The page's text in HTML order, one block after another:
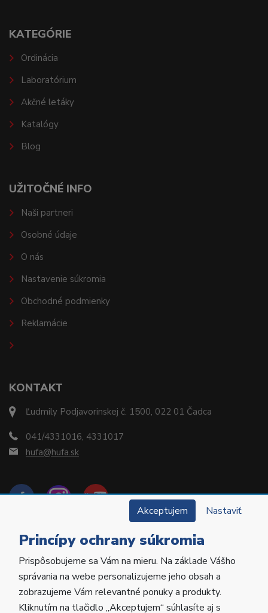
KONTAKT
Ľudmily Podjavorinskej č. 1500, 022 01 Čadca
041/4331016, 4331017
hufa@hufa.sk
KATEGÓRIE
Ordinácia
Laboratórium
Akčné letáky
Katalógy
Blog
UŽITOČNÉ INFO
Naši partneri
Osobné údaje
O nás
Nastavenie súkromia
Obchodné podmienky
Reklamácie
Copyright © 2022 Hu-Fa Dental a.s. Všetky práva
vyhradené.
Akceptujem Nastaviť
Princípy ochrany súkromia
Prispôsobujeme sa Vám na mieru. Na základe Vášho
správania na webe personalizujeme jeho obsah a
zobrazujeme Vám relevantné ponuky a produkty.
Kliknutím na tlačidlo „Akceptujem“ súhlasíte aj s